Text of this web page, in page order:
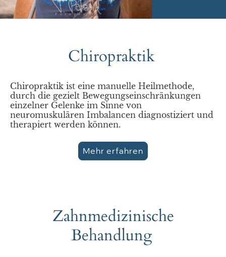
Chiropraktik
Chiropraktik ist eine manuelle Heilmethode,
durch die gezielt Bewegungseinschränkungen
einzelner Gelenke im Sinne von
neuromuskulären Imbalancen diagnostiziert und
therapiert werden können.
Mehr erfahren
Zahnmedizinische
Behandlung